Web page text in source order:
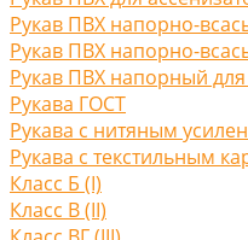
Рукав ПВХ напорно-
Рукав ПВХ напорно-
Рукав ПВХ напорный
Рукава ГОСТ
Рукава с нитяным
Рукава с текстильным
Класс Б (I)
Класс В (II)